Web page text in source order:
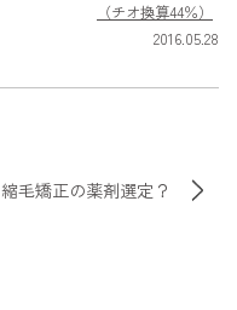
（チオ換算44％）
2016.05.28
縮毛矯正の薬剤選定？